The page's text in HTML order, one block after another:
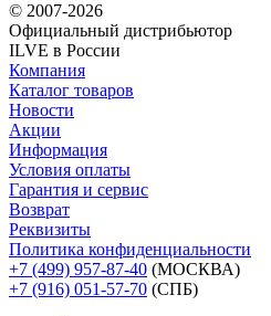
© 2007-2026
Официальный дистрибьютoр
ILVE в России
Компания
Каталог товаров
Новости
Акции
Информация
Условия оплаты
Гарантия и сервис
Возврат
Реквизиты
Политика конфиденциальности
+7 (499) 957-87-40 (МОСКВА)
+7 (916) 051-57-70 (СПБ)